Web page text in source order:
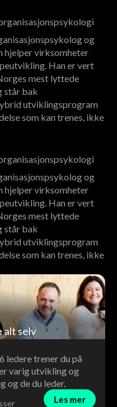
og
hjelper virksomheter
Han er vert
mest lyttede
står bak
utviklingsprogram
som kan trenes, ikke
og
hjelper virksomheter
Han er vert
mest lyttede
står bak
utviklingsprogram
som kan trenes, ikke
alt selv
ledere trener du på
varig utvikling og
og de du leder.
Les mer